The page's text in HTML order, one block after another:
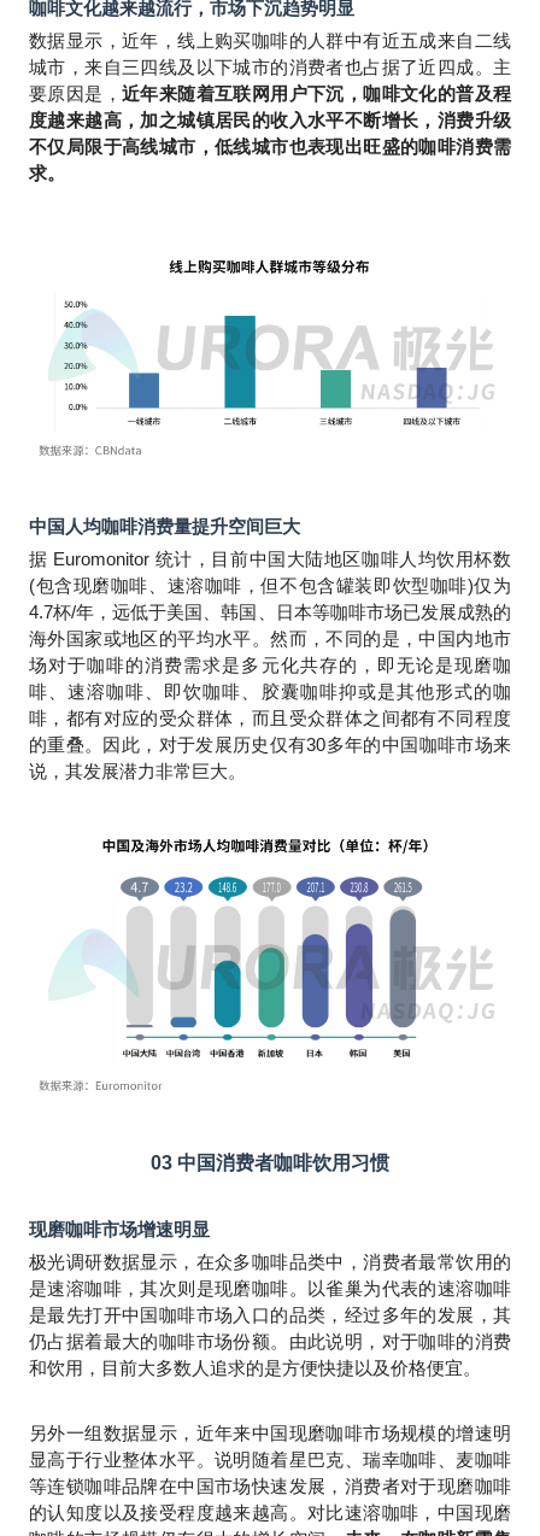
咖啡文化越来越流行，市场下沉趋势明显
数据显示，近年，线上购买咖啡的人群中有近五成来自二线
城市，来自三四线及以下城市的消费者也占据了近四成。主
要原因是， 近年来随着互联网用户下沉，咖啡文化的普及程
度越来越高，加之城镇居民的收入水平不断增长，消费升级
不仅局限于高线城市，低线城市也表现出旺盛的咖啡消费需
求。
中国人均咖啡消费量提升空间巨大
据 Euromonitor 统计，目前中国大陆地区咖啡人均饮用杯数
(包含现磨咖啡、速溶咖啡，但不包含罐装即饮型咖啡)仅为
4.7杯/年，远低于美国、韩国、日本等咖啡市场已发展成熟的
海外国家或地区的平均水平。然而，不同的是，中国内地市
场对于咖啡的消费需求是多元化共存的，即无论是现磨咖
啡、速溶咖啡、即饮咖啡、胶囊咖啡抑或是其他形式的咖
啡，都有对应的受众群体，而且受众群体之间都有不同程度
的重叠。因此，对于发展历史仅有30多年的中国咖啡市场来
说，其发展潜力非常巨大。
03 中国消费者咖啡饮用习惯
现磨咖啡市场增速明显
极光调研数据显示，在众多咖啡品类中，消费者最常饮用的
是速溶咖啡，其次则是现磨咖啡。以雀巢为代表的速溶咖啡
是最先打开中国咖啡市场入口的品类，经过多年的发展，其
仍占据着最大的咖啡市场份额。由此说明，对于咖啡的消费
和饮用，目前大多数人追求的是方便快捷以及价格便宜。
另外一组数据显示，近年来中国现磨咖啡市场规模的增速明
显高于行业整体水平。说明随着星巴克、瑞幸咖啡、麦咖啡
等连锁咖啡品牌在中国市场快速发展，消费者对于现磨咖啡
的认知度以及接受程度越来越高。对比速溶咖啡，中国现磨